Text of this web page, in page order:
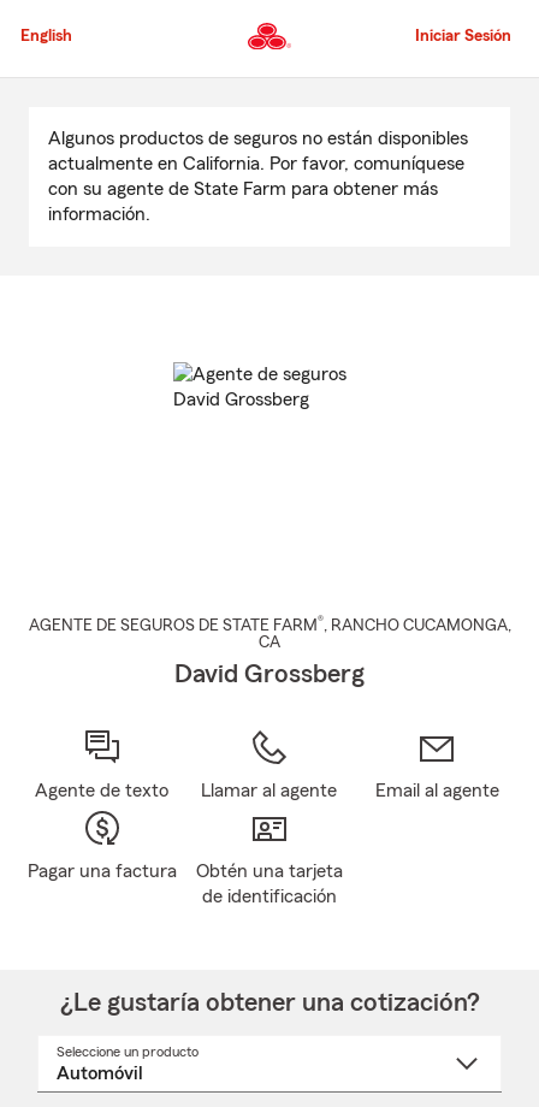
al
principal
English Iniciar Sesión
contenido
principal
Algunos productos de seguros no están disponibles
actualmente en California. Por favor, comuníquese
con su agente de State Farm para obtener más
información.
AGENTE DE SEGUROS DE STATE FARM®, RANCHO CUCAMONGA,
CA
David Grossberg
Agente de texto Llamar al agente Email al agente
Pagar una factura
Obtén una tarjeta
de identificación
¿Le gustaría obtener una cotización?
Seleccione un producto